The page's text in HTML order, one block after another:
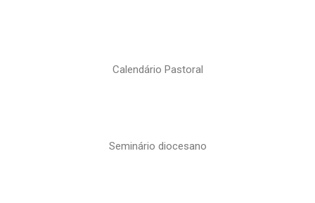
Calendário Pastoral
Seminário diocesano